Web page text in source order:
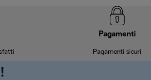
Pagamenti
Pagamenti sicuri